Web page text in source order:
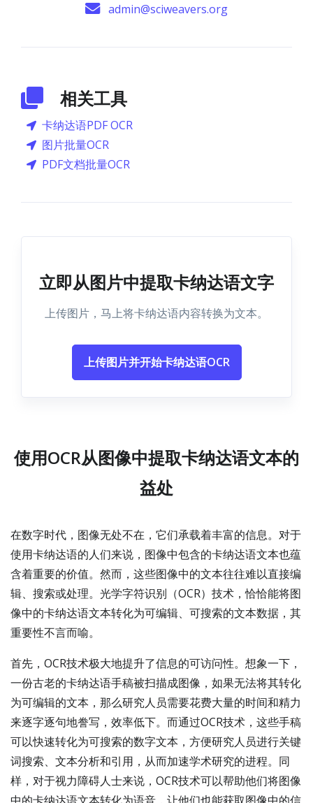
admin@sciweavers.org
相关工具
卡纳达语PDF OCR
图片批量OCR
PDF文档批量OCR
立即从图片中提取卡纳达语文字
上传图片，马上将卡纳达语内容转换为文本。
上传图片并开始卡纳达语OCR
使用OCR从图像中提取卡纳达语文本的
益处
在数字时代，图像无处不在，它们承载着丰富的信息。对于
使用卡纳达语的人们来说，图像中包含的卡纳达语文本也蕴
含着重要的价值。然而，这些图像中的文本往往难以直接编
辑、搜索或处理。光学字符识别（OCR）技术，恰恰能将图
像中的卡纳达语文本转化为可编辑、可搜索的文本数据，其
重要性不言而喻。
首先，OCR技术极大地提升了信息的可访问性。想象一下，
一份古老的卡纳达语手稿被扫描成图像，如果无法将其转化
为可编辑的文本，那么研究人员需要花费大量的时间和精力
来逐字逐句地誊写，效率低下。而通过OCR技术，这些手稿
可以快速转化为可搜索的数字文本，方便研究人员进行关键
词搜索、文本分析和引用，从而加速学术研究的进程。同
样，对于视力障碍人士来说，OCR技术可以帮助他们将图像